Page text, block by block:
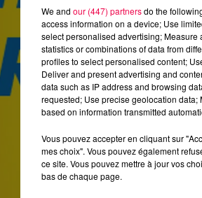
We and our (447) partnersdo the
access information on a device; Use
select personalised advertising;
statistics or combinations of data from
profiles to select personalised content;
Deliver and present advertising and
data such as IP address and browsing
requested; Use precise geolocation
based on information transmitted
Vous pouvez accepter en cliquant sur
mes choix". Vous pouvez également
ce site. Vous pouvez mettre à jour vos
bas de chaque page.